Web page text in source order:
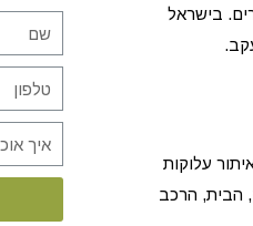
בישראל
עלוקות
הבית, הרכב